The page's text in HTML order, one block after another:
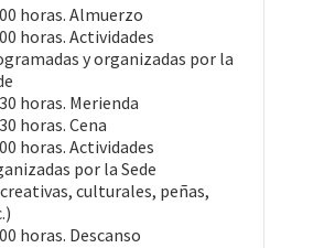
horas. Almuerzo
horas. Actividades
y organizadas por la
horas. Merienda
horas. Cena
horas. Actividades
por la Sede
culturales, peñas,
horas. Descanso